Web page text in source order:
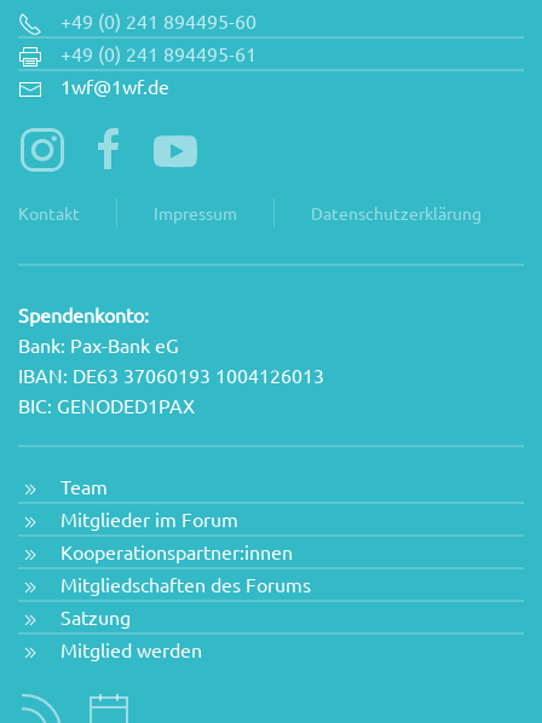
+49 (0) 241 894495-60
+49 (0) 241 894495-61
1wf@1wf.de
Kontakt Impressum Datenschutzerklärung
Spendenkonto:
Bank: Pax-Bank eG
IBAN: DE63 37060193 1004126013
BIC: GENODED1PAX
Team
Mitglieder im Forum
Kooperationspartner:innen
Mitgliedschaften des Forums
Satzung
Mitglied werden